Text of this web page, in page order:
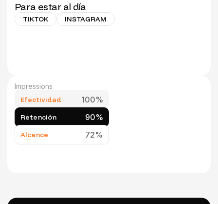
Para estar al día
TIKTOK INSTAGRAM
Impressions
Efectividad 100%
Retención 90%
Alcance 72%